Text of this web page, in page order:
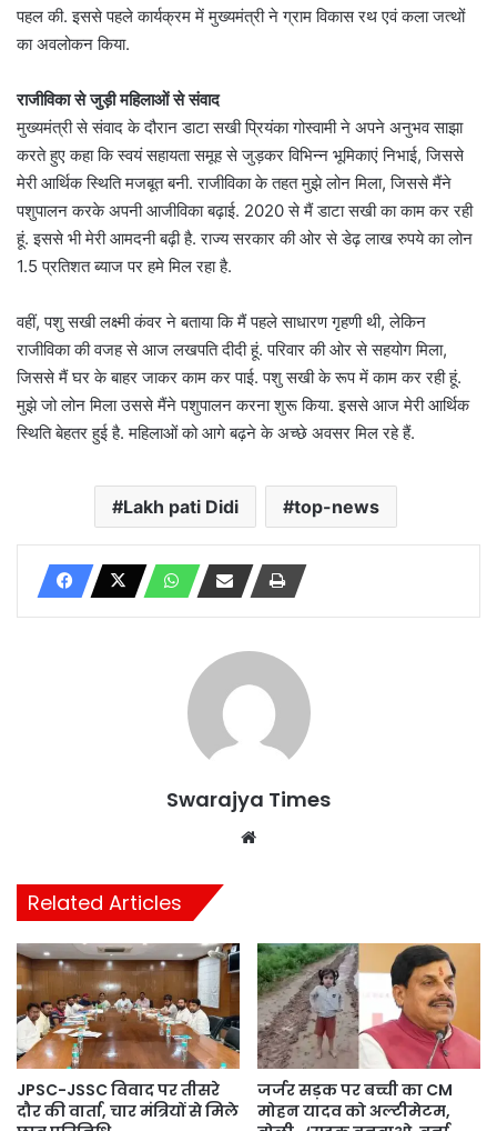
पहल की. इससे पहले कार्यक्रम में मुख्यमंत्री ने ग्राम विकास रथ एवं कला जत्थों
का अवलोकन किया.
राजीविका से जुड़ी महिलाओं से संवाद
मुख्यमंत्री से संवाद के दौरान डाटा सखी प्रियंका गोस्वामी ने अपने अनुभव साझा
करते हुए कहा कि स्वयं सहायता समूह से जुड़कर विभिन्न भूमिकाएं निभाई, जिससे
मेरी आर्थिक स्थिति मजबूत बनी. राजीविका के तहत मुझे लोन मिला, जिससे मैंने
पशुपालन करके अपनी आजीविका बढ़ाई. 2020 से मैं डाटा सखी का काम कर रही
हूं. इससे भी मेरी आमदनी बढ़ी है. राज्य सरकार की ओर से डेढ़ लाख रुपये का लोन
1.5 प्रतिशत ब्याज पर हमे मिल रहा है.
वहीं, पशु सखी लक्ष्मी कंवर ने बताया कि मैं पहले साधारण गृहणी थी, लेकिन
राजीविका की वजह से आज लखपति दीदी हूं. परिवार की ओर से सहयोग मिला,
जिससे मैं घर के बाहर जाकर काम कर पाई. पशु सखी के रूप में काम कर रही हूं.
मुझे जो लोन मिला उससे मैंने पशुपालन करना शुरू किया. इससे आज मेरी आर्थिक
स्थिति बेहतर हुई है. महिलाओं को आगे बढ़ने के अच्छे अवसर मिल रहे हैं.
Lakh pati Didi top-news
Swarajya Times
Related Articles
JPSC-JSSC विवाद पर तीसरे
दौर की वार्ता, चार मंत्रियों से मिले
जर्जर सड़क पर बच्ची का CM
मोहन यादव को अल्टीमेटम,